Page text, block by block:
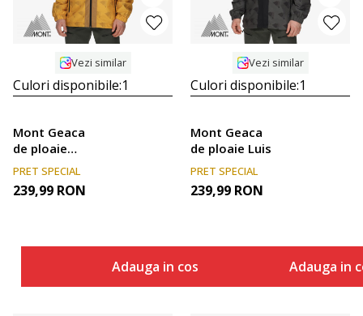
Vezi similar
Culori disponibile:1
Mont Geaca
de ploaie
LUIS
PRET SPECIAL
239,99 RON
Adauga in cos
Vezi similar
Culori disponibile:1
Mont Geaca
de ploaie Luis
PRET SPECIAL
239,99 RON
Adauga in